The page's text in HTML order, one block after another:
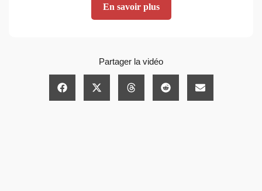
En savoir plus
Partager la vidéo